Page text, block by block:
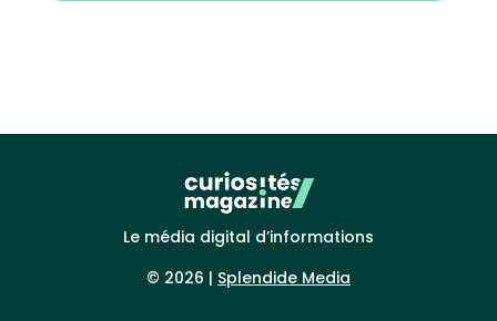
Le média digital d’informations
© 2026 | Splendide Media